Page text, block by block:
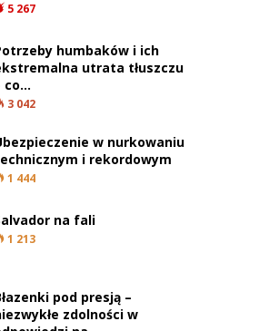
5 267
humbaków i ich
utrata tłuszczu
co…
3 042
w nurkowaniu
i rekordowym
1 444
na fali
1 213
pod presją –
zdolności w